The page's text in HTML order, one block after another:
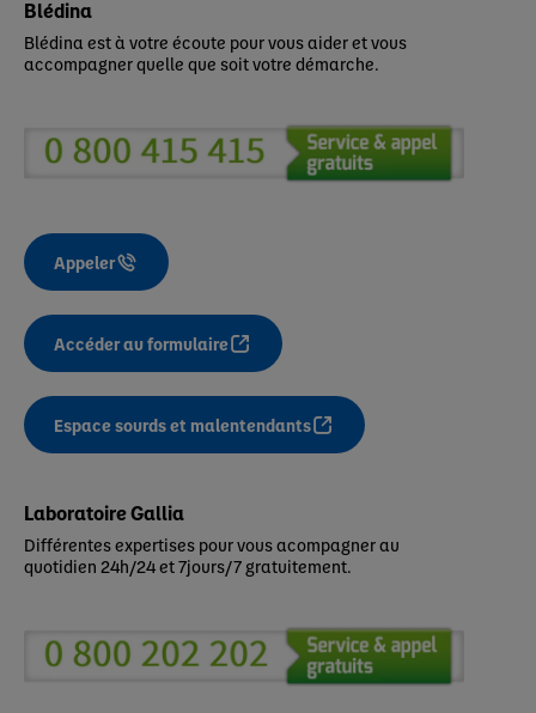
Blédina
Blédina est à votre écoute pour vous aider et vous
accompagner quelle que soit votre démarche.
Appeler
Accéder au formulaire
Espace sourds et malentendants
Laboratoire Gallia
Différentes expertises pour vous acompagner au
quotidien 24h/24 et 7jours/7 gratuitement.